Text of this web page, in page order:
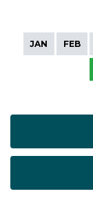
JAN FEB